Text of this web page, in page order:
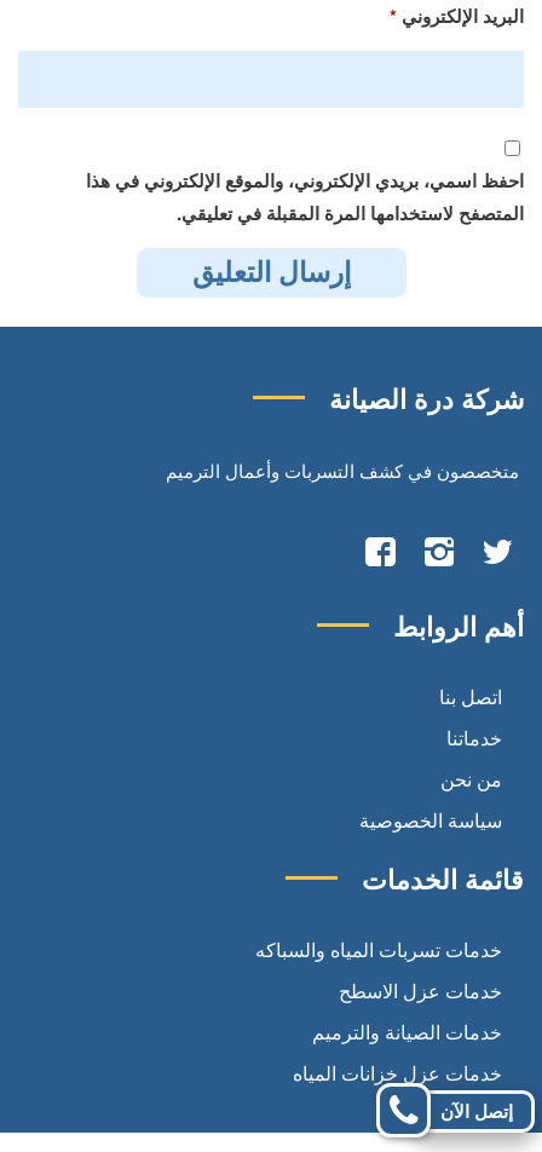
البريد الإلكتروني *
احفظ اسمي، بريدي الإلكتروني، والموقع الإلكتروني في هذا
المتصفح لاستخدامها المرة المقبلة في تعليقي.
شركة درة الصيانة
متخصصون في كشف التسربات وأعمال الترميم
تابعنا
على
تابعنا
على
تابعنا
على أهم الروابط
اتصل بنا
خدماتنا
من نحن
سياسة الخصوصية
قائمة الخدمات
خدمات تسربات المياه والسباكه
خدمات عزل الاسطح
خدمات الصيانة والترميم
خدمات عزل خزانات المياه
إتصل الآن